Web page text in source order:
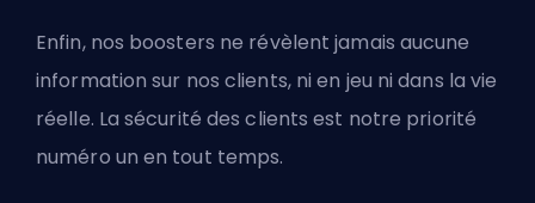
Enfin, nos boosters ne révèlent jamais aucune
information sur nos clients, ni en jeu ni dans la vie
réelle. La sécurité des clients est notre priorité
numéro un en tout temps.